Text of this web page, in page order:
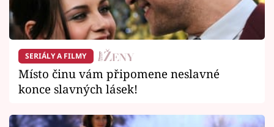
SERIÁLY A FILMY
Místo činu vám připomene neslavné
konce slavných lásek!